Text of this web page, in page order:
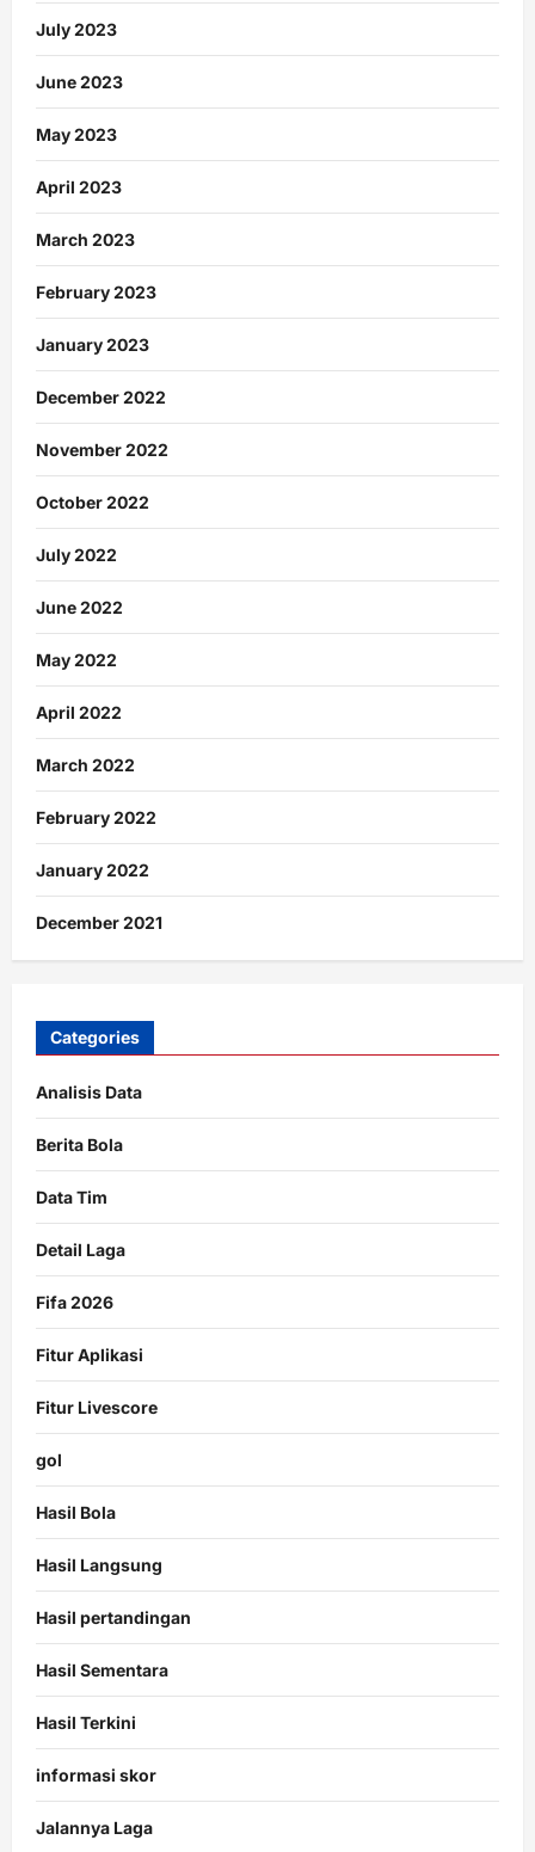
July 2023
June 2023
May 2023
April 2023
March 2023
February 2023
January 2023
December 2022
November 2022
October 2022
July 2022
June 2022
May 2022
April 2022
March 2022
February 2022
January 2022
December 2021
Categories
Analisis Data
Berita Bola
Data Tim
Detail Laga
Fifa 2026
Fitur Aplikasi
Fitur Livescore
gol
Hasil Bola
Hasil Langsung
Hasil pertandingan
Hasil Sementara
Hasil Terkini
informasi skor
Jalannya Laga